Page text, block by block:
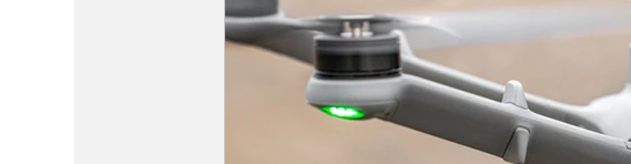
DJI Dock Huolto ja takuu
Ikkunanpesu DJI Agras